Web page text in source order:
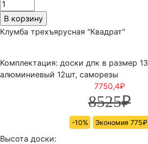
Клумба трехъярусная "Квадрат"
Комплектация: доски дпк в размер
алюминиевый 12шт, саморезы
7750,4₽
8525₽
-10% Экономия 775₽
Высота доски: